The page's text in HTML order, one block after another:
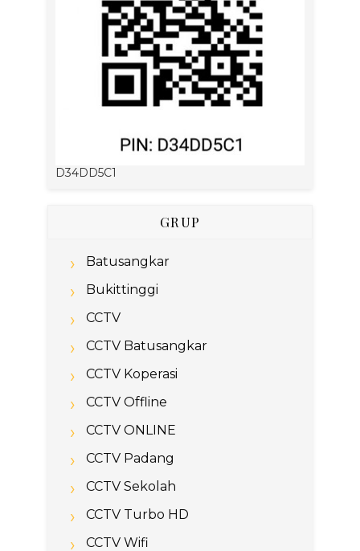
D34DD5C1
GRUP
Batusangkar
Bukittinggi
CCTV
CCTV Batusangkar
CCTV Koperasi
CCTV Offline
CCTV ONLINE
CCTV Padang
CCTV Sekolah
CCTV Turbo HD
CCTV Wifi